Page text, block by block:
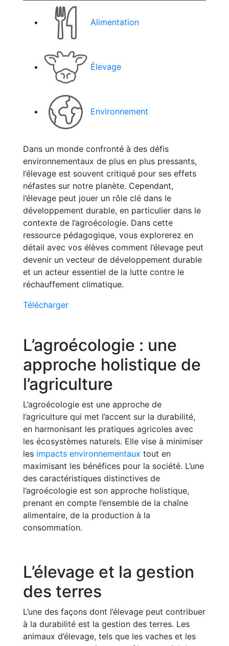
Alimentation
Élevage
Environnement
Dans un monde confronté à des défis
environnementaux de plus en plus pressants,
l’élevage est souvent critiqué pour ses effets
néfastes sur notre planète. Cependant,
l’élevage peut jouer un rôle clé dans le
développement durable, en particulier dans le
contexte de l’agroécologie. Dans cette
ressource pédagogique, vous explorerez en
détail avec vos élèves comment l’élevage peut
devenir un vecteur de développement durable
et un acteur essentiel de la lutte contre le
réchauffement climatique.
Télécharger
L’agroécologie : une
approche holistique de
l’agriculture
L’agroécologie est une approche de
l’agriculture qui met l’accent sur la durabilité,
en harmonisant les pratiques agricoles avec
les écosystèmes naturels. Elle vise à minimiser
les impacts environnementaux tout en
maximisant les bénéfices pour la société. L’une
des caractéristiques distinctives de
l’agroécologie est son approche holistique,
prenant en compte l’ensemble de la chaîne
alimentaire, de la production à la
consommation.
L’élevage et la gestion
des terres
L’une des façons dont l’élevage peut contribuer
à la durabilité est la gestion des terres. Les
animaux d’élevage, tels que les vaches et les